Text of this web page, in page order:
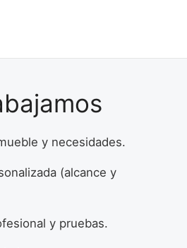
y necesidades.
(alcance y
y pruebas.